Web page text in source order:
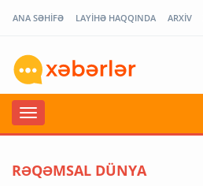
ANA SƏHİFƏ LAYİHƏ HAQQINDA ARXİV
RƏQƏMSAL DÜNYA